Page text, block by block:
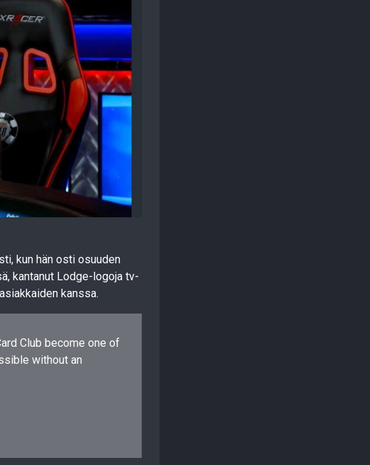
kun hän osti osuuden
kantanut Lodge-logoja tv-
kanssa.
Club become one of
without an